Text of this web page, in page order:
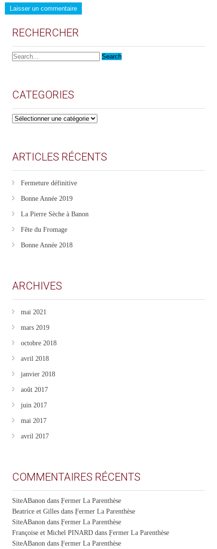
RECHERCHER
CATEGORIES
CATEGORIES
ARTICLES RÉCENTS
Fermeture définitive
Bonne Année 2019
La Pierre Sèche à Banon
Fête du Fromage
Bonne Année 2018
ARCHIVES
mai 2021
mars 2019
octobre 2018
avril 2018
janvier 2018
août 2017
juin 2017
mai 2017
avril 2017
COMMENTAIRES RÉCENTS
SiteABanon dans Fermer La Parenthèse
Beatrice et Gilles dans Fermer La Parenthèse
SiteABanon dans Fermer La Parenthèse
Françoise et Michel PINARD dans Fermer La Parenthèse
SiteABanon dans Fermer La Parenthèse